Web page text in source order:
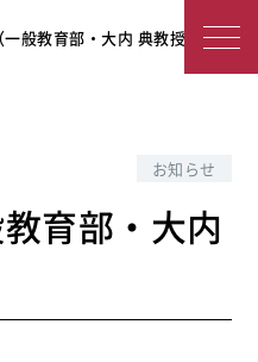
・大内 典教授）
般教育部・大内 典教授）
お知らせ
育部・大内